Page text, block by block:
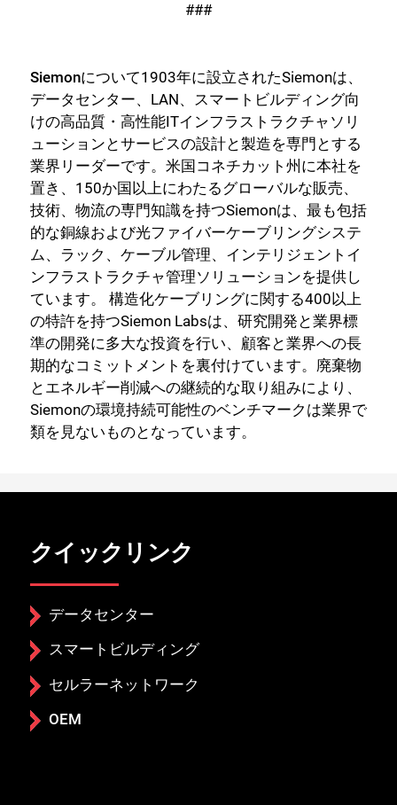
###
Siemonについて1903年に設立されたSiemonは、
データセンター、LAN、スマートビルディング向
けの高品質・高性能ITインフラストラクチャソリ
ューションとサービスの設計と製造を専門とする
業界リーダーです。米国コネチカット州に本社を
置き、150か国以上にわたるグローバルな販売、
技術、物流の専門知識を持つSiemonは、最も包括
的な銅線および光ファイバーケーブリングシステ
ム、ラック、ケーブル管理、インテリジェントイ
ンフラストラクチャ管理ソリューションを提供し
ています。 構造化ケーブリングに関する400以上
の特許を持つSiemon Labsは、研究開発と業界標
準の開発に多大な投資を行い、顧客と業界への長
期的なコミットメントを裏付けています。廃棄物
とエネルギー削減への継続的な取り組みにより、
Siemonの環境持続可能性のベンチマークは業界で
類を見ないものとなっています。
クイックリンク
データセンター
スマートビルディング
セルラーネットワーク
OEM